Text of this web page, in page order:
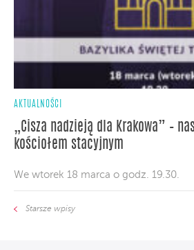
AKTUALNOŚCI
„Cisza nadzieją dla Krakowa” –
kościołem stacyjnym
We wtorek 18 marca o godz. 19.30.
Starsze wpisy